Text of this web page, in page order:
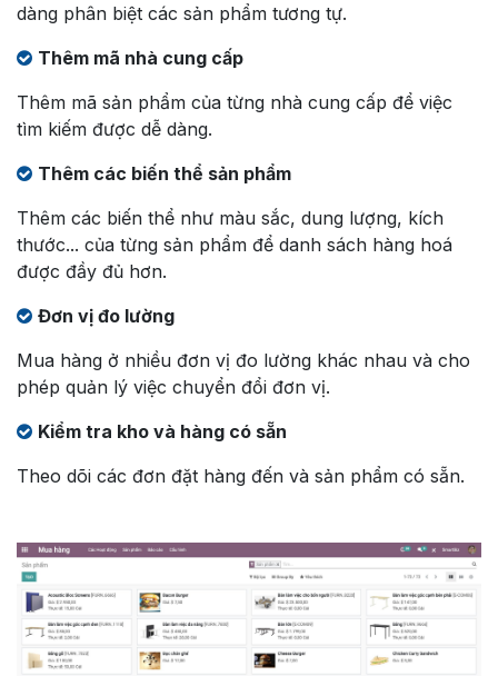
dàng phân biệt các sản phẩm tương tự.
Thêm mã nhà cung cấp
Thêm mã sản phẩm của từng nhà cung cấp để việc
tìm kiếm được dễ dàng.
Thêm các biến thể sản phẩm
Thêm các biến thể như màu sắc, dung lượng, kích
thước... của từng sản phẩm để danh sách hàng hoá
được đầy đủ hơn.
Đơn vị đo lường
Mua hàng ở nhiều đơn vị đo lường khác nhau và cho
phép quản lý việc chuyển đổi đơn vị.
Kiểm tra kho và hàng có sẵn
Theo dõi các đơn đặt hàng đến và sản phẩm có sẵn.